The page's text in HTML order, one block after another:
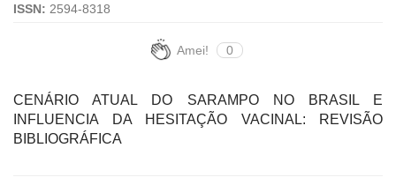
ISSN: 2594-8318
Amei! 0
CENÁRIO ATUAL DO SARAMPO NO BRASIL E
INFLUENCIA DA HESITAÇÃO VACINAL: REVISÃO
BIBLIOGRÁFICA